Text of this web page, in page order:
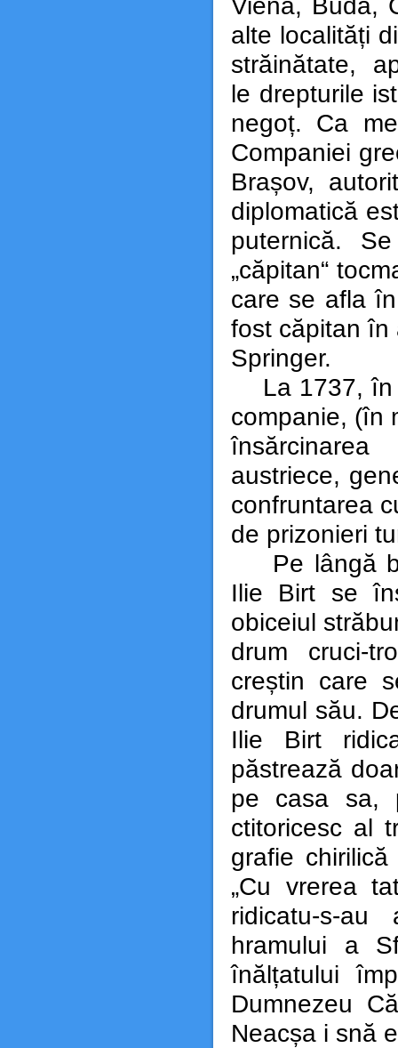
alte localități
străinătate,
le drepturile
negoț. Ca
Companiei
Brașov,
diplomatică
puternică.
„căpitan“
care se afla
fost căpitan în
Springer.
La 1737, în
companie, (în
austriece,
confruntarea
de prizonieri
Pe lângă
Ilie Birt se
obiceiul
drum cruci-
creștin care
drumul său.
Ilie Birt
păstrează
pe casa sa,
ctitoricesc al
grafie
„Cu vrerea
ridicatu-s-
hramului a
înălțatului
Dumnezeu
Neacșa i snă